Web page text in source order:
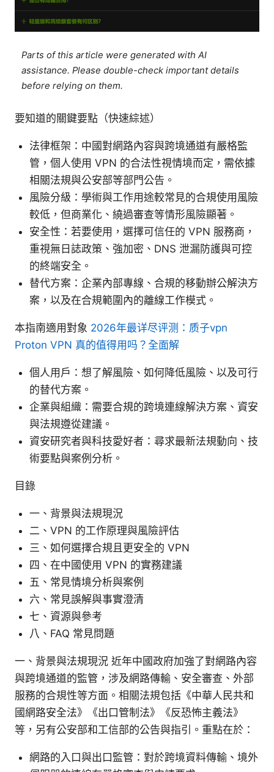
Parts of this article were generated with AI
assistance. Please double-check important details
before relying on them.
要知道的關鍵要點（快速綜述）
法律框架：中國對網路內容與跨境通道有嚴格監
管，個人使用 VPN 的合法性視情境而定，需依據
相關法規與公安部等部門公告。
風險分級：學術與工作用途較常見的合規使用風險
較低，但商業化、繞過審查等情形風險顯著。
安全性：若要使用，選擇可信任的 VPN 服務商，
重視無日誌政策、強加密、DNS 泄漏防護與可控
的終端安全。
替代方案：企業內部專線、合規的移動辦公解決方
案，以及在合規範圍內的離線工作模式。
本指南適用對象 2026年最详尽评测：质子vpn
Proton VPN 真的值得用吗？全面解
個人用戶：想了解風險、如何降低風險、以及可行
的替代方案。
企業與組織：需要合規的跨境連線解決方案、資安
與法規遵從建議。
資安研究者與科技愛好者：尋求最新法規動向、技
術要點與案例分析。
目錄
一、背景與法規現況
二、VPN 的工作原理與風險評估
三、如何選擇合規且更安全的 VPN
四、在中國使用 VPN 的實務建議
五、常見情境分析與案例
六、常見誤解與事實澄清
七、資源與參考
八、FAQ 常見問題
一、背景與法規現況 近年中國政府加強了對網路內容
與跨境通道的監管，涉及網路傳輸、安全審查、外部
服務的合規性等方面。相關法規包括《中華人民共和
國網路安全法》《出口管制法》《反恐怖主義法》
等，另有公安部和工信部的公告與指引。重點在於：
網路的入口與出口監管：對於跨境資料傳輸、境外